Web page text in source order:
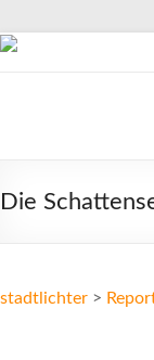
Zum
für
und
Die
stadtlichter >